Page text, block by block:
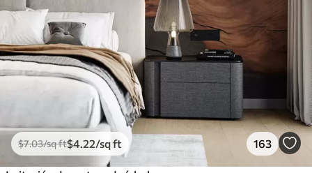
$7.03/sq ft$4.22/sq ft 163